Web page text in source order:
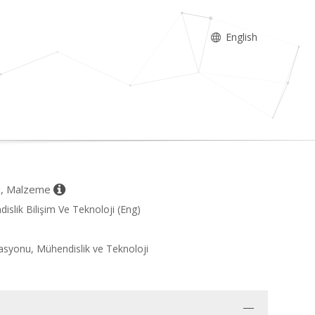
English
Malzeme
Bilişim Ve Teknoloji (Eng)
Mühendislik ve Teknoloji